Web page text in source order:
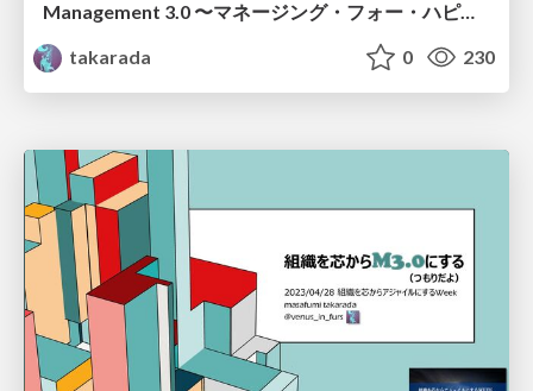
Management 3.0 〜マネージング・フォー・ハピネス〜 / Management 3.0 Managing for Happiness
takarada
0 230